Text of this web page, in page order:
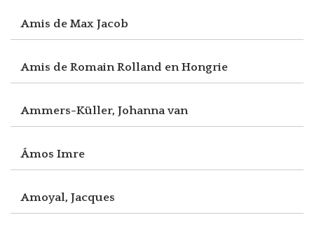
Amis de Max Jacob
Amis de Romain Rolland en Hongrie
Ammers-Küller, Johanna van
Ámos Imre
Amoyal, Jacques